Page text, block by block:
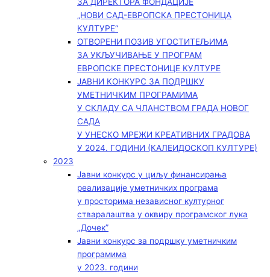
ЗА ДИРЕКТОРА ФОНДАЦИЈЕ
„НОВИ САД-ЕВРОПСКА ПРЕСТОНИЦА
КУЛТУРЕ“
ОТВОРЕНИ ПОЗИВ УГОСТИТЕЉИМА
ЗА УКЉУЧИВАЊЕ У ПРОГРАМ
ЕВРОПСКЕ ПРЕСТОНИЦЕ КУЛТУРЕ
ЈАВНИ КОНКУРС ЗА ПОДРШКУ
УМЕТНИЧКИМ ПРОГРАМИМА
У СКЛАДУ СА ЧЛАНСТВОМ ГРАДА НОВОГ
САДА
У УНЕСКО МРЕЖИ КРЕАТИВНИХ ГРАДОВА
У 2024. ГОДИНИ (КАЛЕИДОСКОП КУЛТУРЕ)
2023
Јавни конкурс у циљу финансирања
реализације уметничких програма
у просторима независног културног
стваралаштва у оквиру програмског лука
„Дочек”
Јавни конкурс за подршку уметничким
програмима
у 2023. години